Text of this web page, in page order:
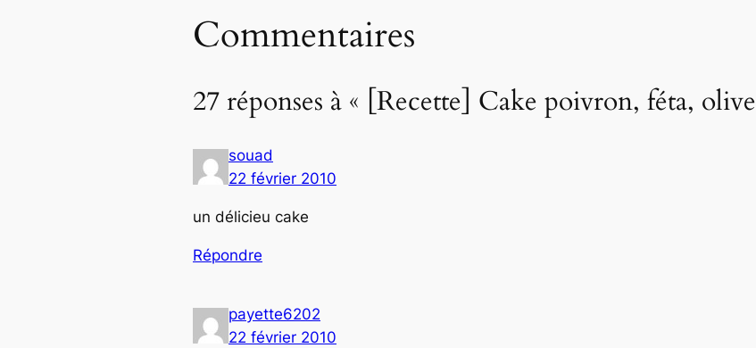
Commentaires
27 réponses à « [Recette] Cake poivron, féta,
souad
22 février 2010
un délicieu cake
Répondre
payette6202
22 février 2010